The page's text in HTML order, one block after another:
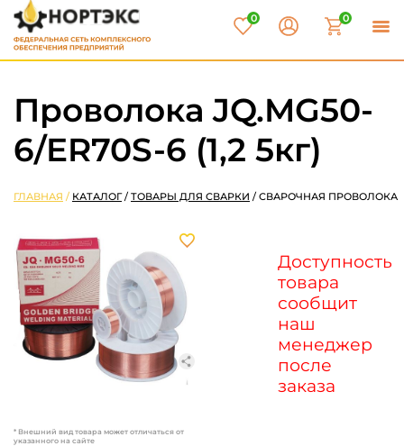
0 0
Проволока JQ.MG50-
6/ER70S-6 (1,2 5кг)
ГЛАВНАЯ / КАТАЛОГ/ ТОВАРЫ ДЛЯ СВАРКИ / СВАРОЧНАЯ ПРОВОЛОКА
* Внешний вид товара может отличаться от
указанного на сайте
Доступность
товара
сообщит
наш
менеджер
после
заказа